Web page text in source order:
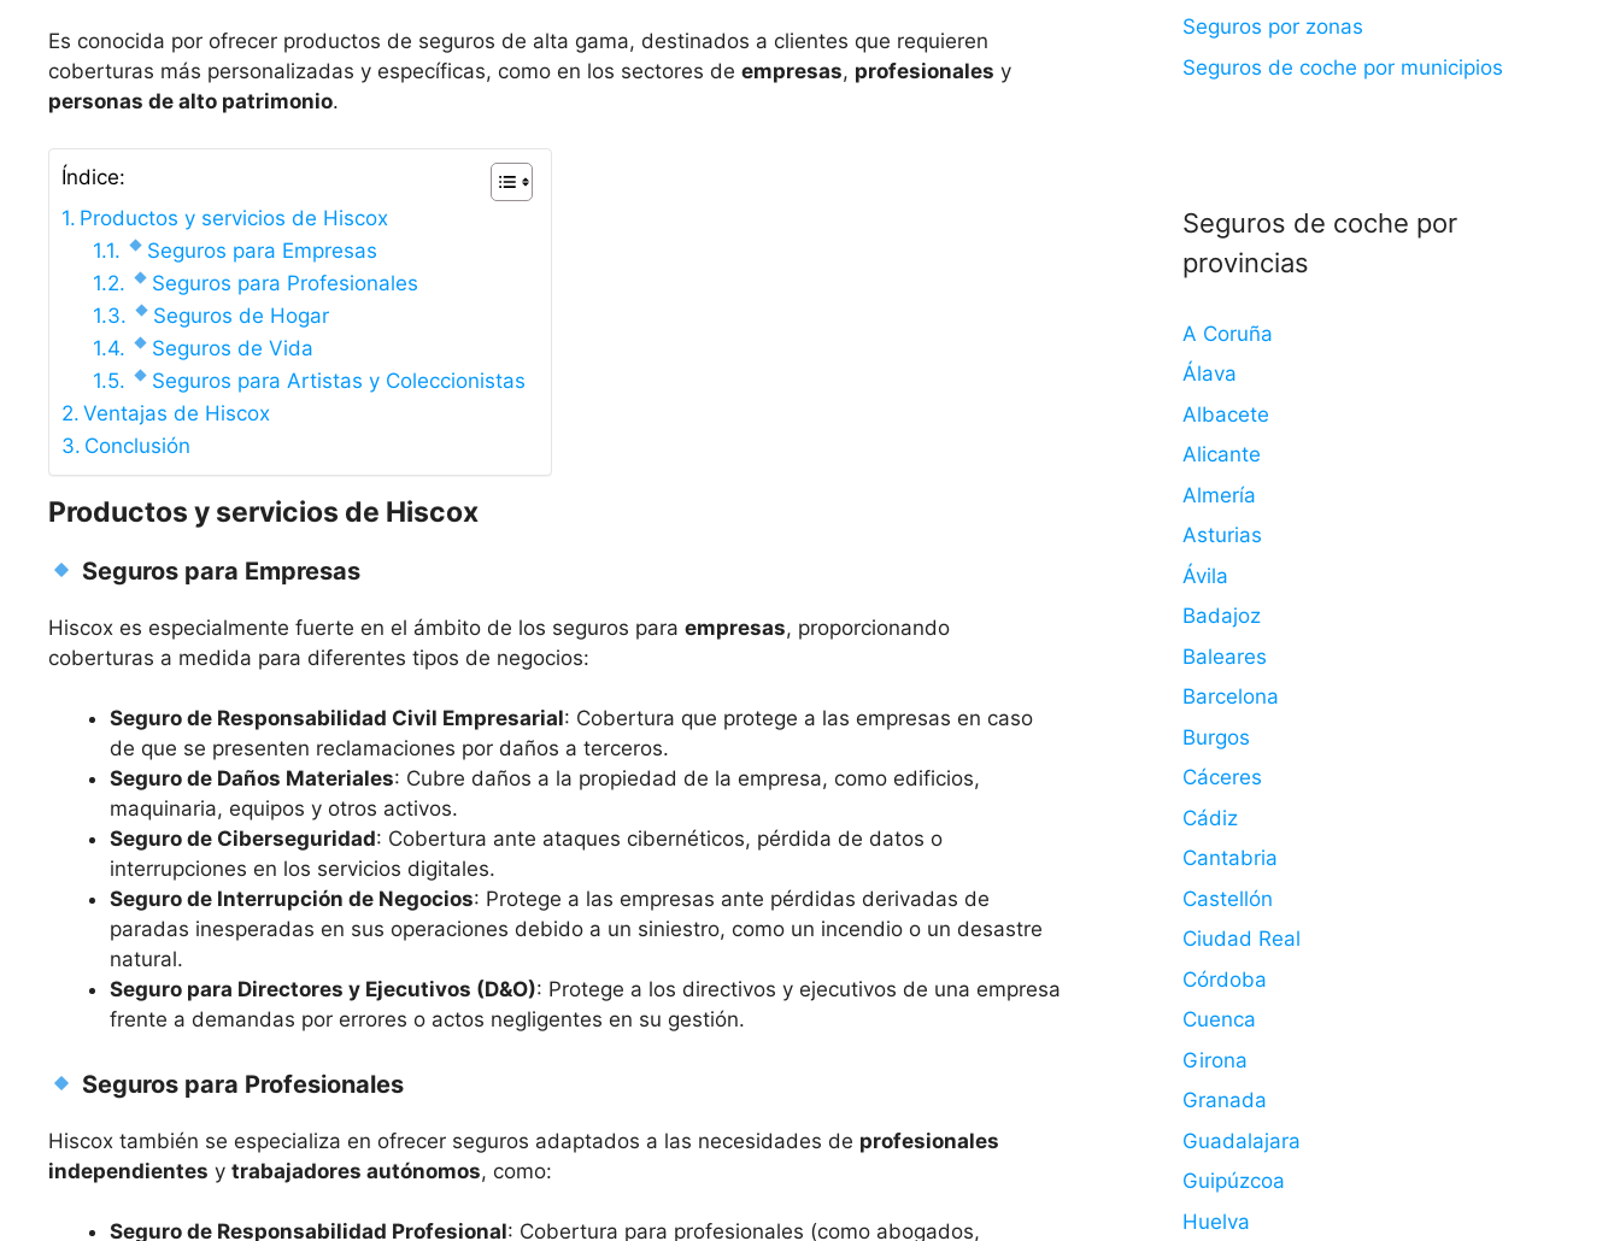
Es conocida por ofrecer productos de seguros de alta gama, destinados a clientes que requieren
coberturas más personalizadas y específicas, como en los sectores de empresas, profesionales y
personas de alto patrimonio.
Índice:
Productos y servicios de Hiscox
Seguros para Empresas
Seguros para Profesionales
Seguros de Hogar
Seguros de Vida
Seguros para Artistas y Coleccionistas
Ventajas de Hiscox
Conclusión
Productos y servicios de Hiscox
Seguros para Empresas
Hiscox es especialmente fuerte en el ámbito de los seguros para empresas, proporcionando
coberturas a medida para diferentes tipos de negocios:
Seguro de Responsabilidad Civil Empresarial: Cobertura que protege a las empresas en caso
de que se presenten reclamaciones por daños a terceros.
Seguro de Daños Materiales: Cubre daños a la propiedad de la empresa, como edificios,
maquinaria, equipos y otros activos.
Seguro de Ciberseguridad: Cobertura ante ataques cibernéticos, pérdida de datos o
interrupciones en los servicios digitales.
Seguro de Interrupción de Negocios: Protege a las empresas ante pérdidas derivadas de
paradas inesperadas en sus operaciones debido a un siniestro, como un incendio o un desastre
natural.
Seguro para Directores y Ejecutivos (D&O): Protege a los directivos y ejecutivos de una empresa
frente a demandas por errores o actos negligentes en su gestión.
Seguros para Profesionales
Hiscox también se especializa en ofrecer seguros adaptados a las necesidades de profesionales
independientes y trabajadores autónomos, como:
Seguro de Responsabilidad Profesional: Cobertura para profesionales (como abogados,
Seguros por zonas
Seguros de coche por municipios
Seguros de coche por
provincias
A Coruña
Álava
Albacete
Alicante
Almería
Asturias
Ávila
Badajoz
Baleares
Barcelona
Burgos
Cáceres
Cádiz
Cantabria
Castellón
Ciudad Real
Córdoba
Cuenca
Girona
Granada
Guadalajara
Guipúzcoa
Huelva